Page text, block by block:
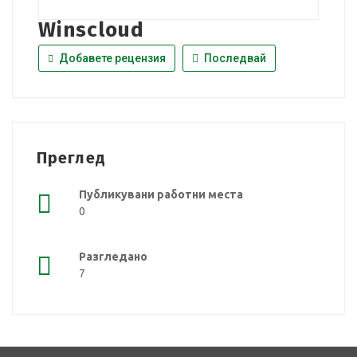
Winscloud
Добавете рецензия Последвай
Преглед
Публикувани работни места
0
Разгледано
7